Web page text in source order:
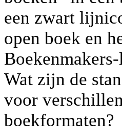
Wat zijn de
voor
boekformaten?